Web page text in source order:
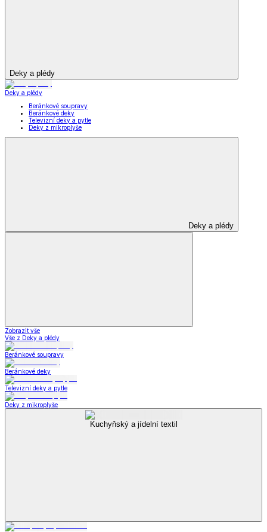
Deky a plédy
Deky a plédy
Beránkové soupravy
Beránkové deky
Televizní deky a pytle
Deky z mikroplyše
Deky a plédy
Zobrazit vše
Vše z Deky a plédy
Beránkové soupravy
Beránkové deky
Televizní deky a pytle
Deky z mikroplyše
Kuchyňský a jídelní textil